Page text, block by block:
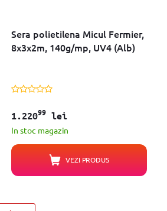
Sera polietilena Micul Fermier,
8x3x2m, 140g/mp, UV4 (Alb)
1.22099lei
In stoc magazin
VEZI PRODUS